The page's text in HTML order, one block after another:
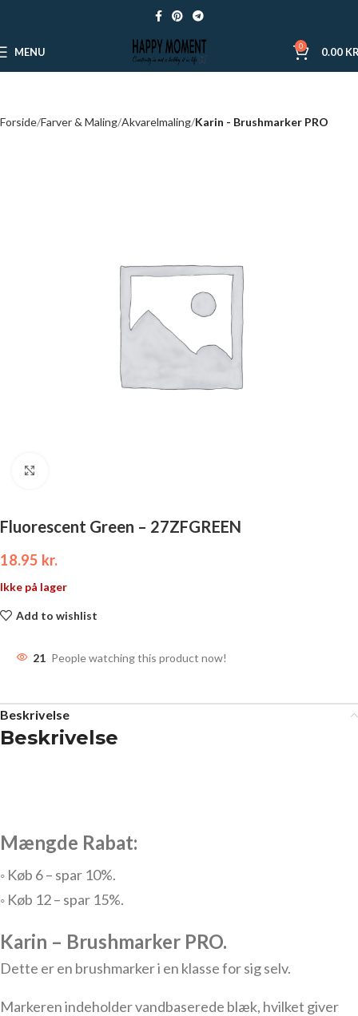
MENU 0 0.00
Forside Farver & Maling Akvarelmaling Karin - Brushmarker PRO
Fluorescent Green – 27ZFGREEN
18.95 kr.
Ikke på lager
Add to wishlist
21 People watching this product now!
Beskrivelse
Beskrivelse
Mængde Rabat:
◦ Køb 6 – spar 10%.
◦ Køb 12 – spar 15%.
Karin – Brushmarker PRO.
Dette er en brushmarkeri en klasse for sig selv.
Markeren indeholder vandbaserede blæk, hvilket giver